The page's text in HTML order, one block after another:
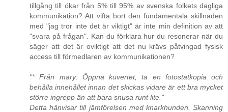
tillgång till ökar från 5% till 95% av svenska folkets dagliga
kommunikation? Att vifta bort den fundamentala skillnaden
med "jag tror inte det är viktigt" är inte min definition av att
"svara på frågan". Kan du förklara hur du resonerar när du
säger att det är oviktigt att det nu krävs påtvingad fysisk
access till förmedlaren av kommunikationen?
"* Från mary: Öppna kuvertet, ta en fotostatkopia och
behålla innehållet innan det skickas vidare är ett bra mycket
större ingrepp än att bara snusa runt lite."
Detta hänvisar till jämförelsen med knarkhunden. Skanning